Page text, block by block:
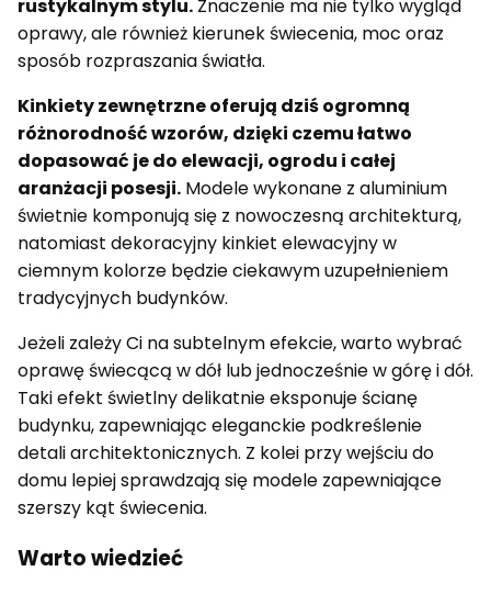
rustykalnym stylu. Znaczenie ma nie tylko wygląd
oprawy, ale również kierunek świecenia, moc oraz
sposób rozpraszania światła.
Kinkiety zewnętrzne oferują dziś ogromną
różnorodność wzorów, dzięki czemu łatwo
dopasować je do elewacji, ogrodu i całej
aranżacji posesji. Modele wykonane z aluminium
świetnie komponują się z nowoczesną architekturą,
natomiast dekoracyjny kinkiet elewacyjny w
ciemnym kolorze będzie ciekawym uzupełnieniem
tradycyjnych budynków.
Jeżeli zależy Ci na subtelnym efekcie, warto wybrać
oprawę świecącą w dół lub jednocześnie w górę i dół.
Taki efekt świetlny delikatnie eksponuje ścianę
budynku, zapewniając eleganckie podkreślenie
detali architektonicznych. Z kolei przy wejściu do
domu lepiej sprawdzają się modele zapewniające
szerszy kąt świecenia.
Warto wiedzieć